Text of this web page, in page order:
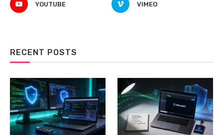
YOUTUBE VIMEO
RECENT POSTS